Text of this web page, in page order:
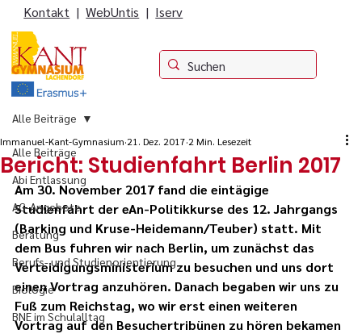
Kontakt |WebUntis | Iserv
Alle Beiträge
Abi Entlassung
AG-Angebote
Beratung
Berufs- und Studienorientierung
Biologie
BNE im Schulalltag
Alle Beiträge
Bericht: Studienfahrt Berlin 2017
Immanuel-Kant-Gymnasium 21. Dez. 2017 2 Min. Lesezeit
Am 30. November 2017 fand die eintägige
Studienfahrt der eAn-Politikkurse des 12. Jahr­gangs
(Barking und Kru­­se-Heidemann/Teu­­­ber) statt. Mit
dem Bus fuhren wir nach Ber­­­­lin, um zunächst das
Verteidigungs­­­­ministerium zu besuchen und uns dort
einen Vortrag anzuhören. Danach begaben wir uns zu
Fuß zum Reichstag, wo wir erst einen weiteren
Vortrag auf den Besuchertribünen zu hören bekamen